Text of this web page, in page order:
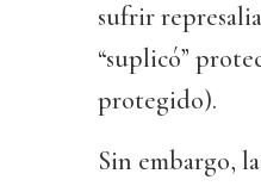
sufrir
“suplicó”
protegido).
Sin embargo,